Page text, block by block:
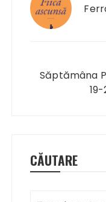
articole
Săptămâna
CĂUTARE